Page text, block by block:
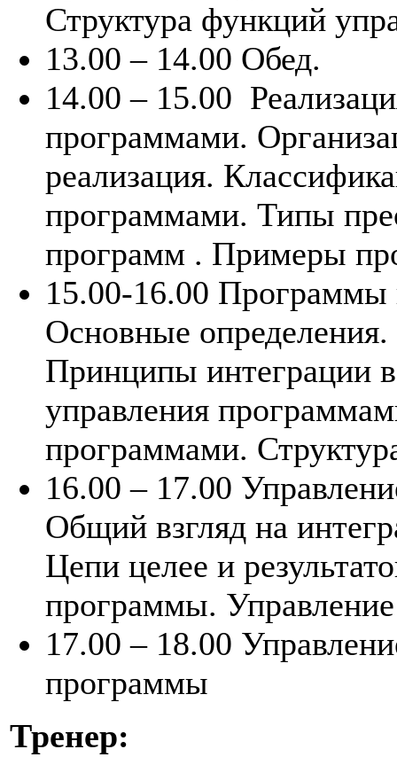
Структура функций
13.00 – 14.00 Обед.
14.00 – 15.00
программами.
реализация.
программами. Типы
программ . Примеры
15.00-16.00 Программы
Основные
Принципы интеграции
управления
программами.
16.00 – 17.00
Общий взгляд на
Цепи целее и
программы.
17.00 – 18.00
программы
Тренер: